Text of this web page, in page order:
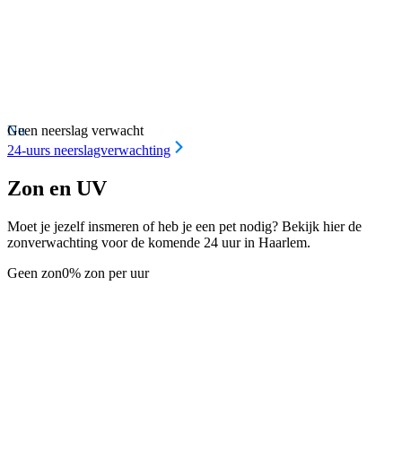
Nu
Geen neerslag verwacht
24-uurs neerslagverwachting
Zon en UV
Moet je jezelf insmeren of heb je een pet nodig? Bekijk hier de
zonverwachting voor de komende 24 uur in Haarlem.
Geen zon0% zon per uur